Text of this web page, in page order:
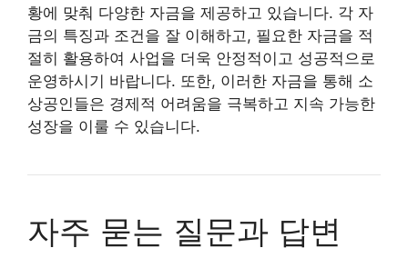
황에 맞춰 다양한 자금을 제공하고 있습니다. 각 자
금의 특징과 조건을 잘 이해하고, 필요한 자금을 적
절히 활용하여 사업을 더욱 안정적이고 성공적으로
운영하시기 바랍니다. 또한, 이러한 자금을 통해 소
상공인들은 경제적 어려움을 극복하고 지속 가능한
성장을 이룰 수 있습니다.
자주 묻는 질문과 답변